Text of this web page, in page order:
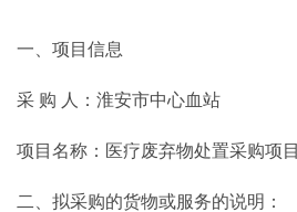
一、项目信息
采 购 人：淮安市中心血站
项目名称：医疗废弃物处置采购项目
二、拟采购的货物或服务的说明：